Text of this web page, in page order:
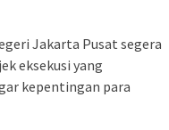
Jakarta Pusat segera
eksekusi yang
kepentingan para